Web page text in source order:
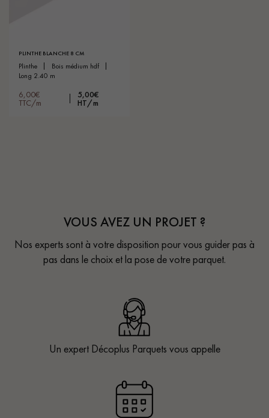
PLINTHE BLANCHE 8 CM
plinthe
bois médium hdf
long 2.40 m
6,00€
TTC/m
5,00€
HT/m
VOUS AVEZ UN PROJET ?
Nos experts sont à votre disposition pour vous guider pas à
pas dans le choix et la pose de votre parquet.
Un expert Décoplus Parquets vous appelle